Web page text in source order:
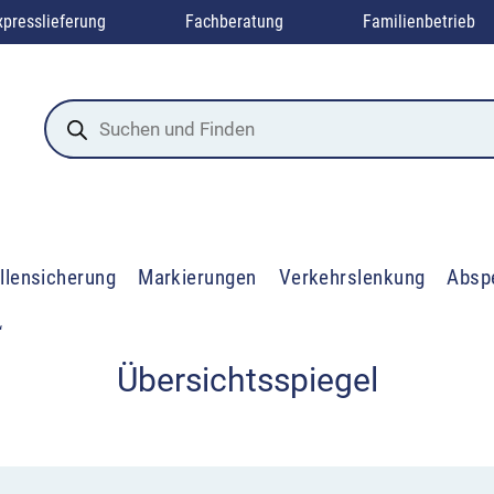
Fachberatung Familienbetrieb
Products
search
Markierungen Verkehrslenkung
Übersichtsspiegel